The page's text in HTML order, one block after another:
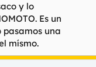
y lo
Es un
pasamos una
mísmo.